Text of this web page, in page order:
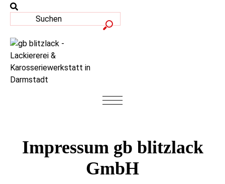
Impressum gb blitzlack
GmbH